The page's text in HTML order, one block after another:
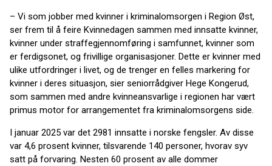
– Vi som jobber med kvinner i kriminalomsorgen i Region Øst,
ser frem til å feire Kvinnedagen sammen med innsatte kvinner,
kvinner under straffegjennomføring i samfunnet, kvinner som
er ferdigsonet, og frivillige organisasjoner. Dette er kvinner med
ulike utfordringer i livet, og de trenger en felles markering for
kvinner i deres situasjon, sier seniorrådgiver Hege Kongerud,
som sammen med andre kvinneansvarlige i regionen har vært
primus motor for arrangementet fra kriminalomsorgens side.
I januar 2025 var det 2981 innsatte i norske fengsler. Av disse
var 4,6 prosent kvinner, tilsvarende 140 personer, hvorav syv
satt på forvaring. Nesten 60 prosent av alle dommer